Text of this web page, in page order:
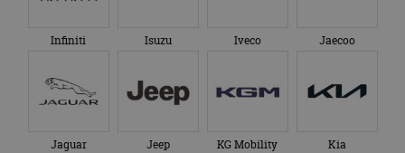
Infiniti Isuzu Iveco Jaecoo
Jaguar Jeep KG Mobility Kia